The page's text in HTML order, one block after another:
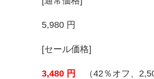
5,980 円
[セール価格]
3,480 円 （42％オフ、